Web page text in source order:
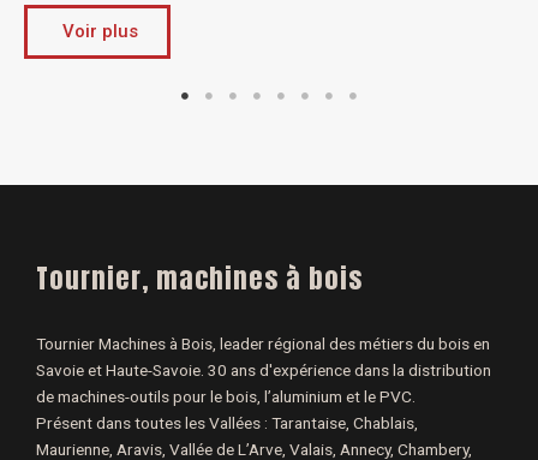
Voir plus
Tournier, machines à bois
Tournier Machines à Bois, leader régional des métiers du bois en
Savoie et Haute-Savoie. 30 ans d'expérience dans la distribution
de machines-outils pour le bois, l’aluminium et le PVC.
Présent dans toutes les Vallées : Tarantaise, Chablais,
Maurienne, Aravis, Vallée de L’Arve, Valais, Annecy, Chambery,